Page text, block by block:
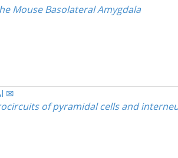
Mouse Basolateral Amygdala
✉
of pyramidal cells and